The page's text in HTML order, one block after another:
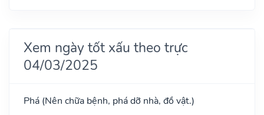
Xem ngày tốt xấu theo trực
04/03/2025
Phá (Nên chữa bệnh, phá dỡ nhà, đồ vật.)